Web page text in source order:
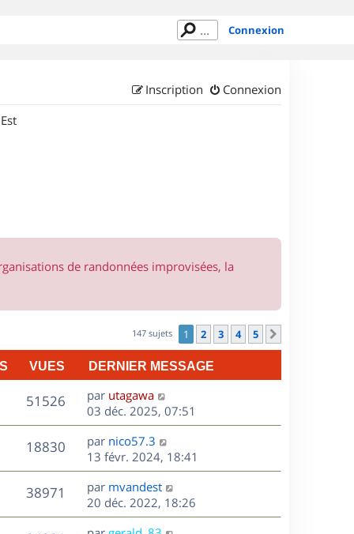
Connexion
Connexion
Inscription
de randonnées improvisées, la
147 sujets 1 2 3 4 5
VUES DERNIER MESSAGE
51526V
u
D
e
r
n
i
e
r
m
e
par utagawa
03 déc. 2025, 07:51
18830V
u
D
e
r
n
i
e
par nico57.3
13 févr. 2024, 18:41
38971
u
D
e
r
par mvandest
20 déc. 2022, 18:26